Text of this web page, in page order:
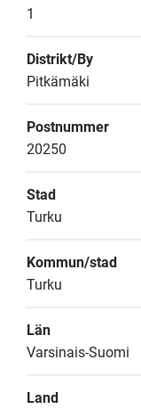
1
Distrikt/By
Pitkämäki
Postnummer
20250
Stad
Turku
Kommun/stad
Turku
Län
Varsinais-Suomi
Land